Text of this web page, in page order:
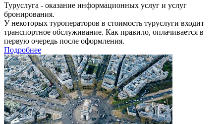
Туруслуга - оказание информационных услуг и услуг
бронирования.
У некоторых туроператоров в стоимость туруслуги входит
транспортное обслуживание. Как правило, оплачивается в
первую очередь после оформления.
Подробнее